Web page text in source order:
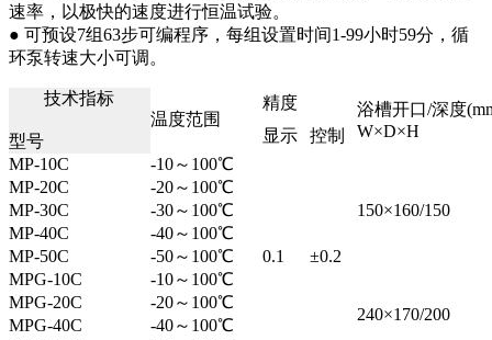
速率，以极快的速度进行恒温试验。
● 可预设7组63步可编程序，每组设置时间1-99小时59分，循
环泵转速大小可调。
技术指标
型号
温度范围
精度
浴槽开口/深度
W×D×H
显示
控制
MP-10C
-10～100℃
0.1 ±0.2
150×160/150
MP-20C
-20～100℃
MP-30C
-30～100℃
MP-40C
-40～100℃
MP-50C
-50～100℃
MPG-10C
-10～100℃
240×170/200
MPG-20C
-20～100℃
MPG-40C
-40～100℃